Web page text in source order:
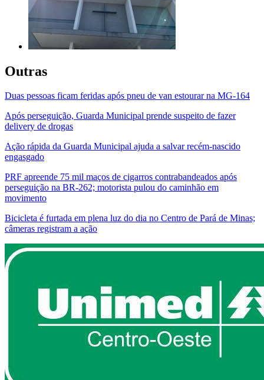
Outras
Duas pessoas ficam feridas após pneu de van estourar na MG-164
Após perseguição, Guarda Municipal prende suspeito de fazer
delivery de drogas
Ação rápida da Guarda Municipal ajuda a salvar recém-nascido
engasgado
PRF apreende 75 mil maços de cigarros contrabandeados após
perseguição na BR-262; motorista pulou do caminhão em
movimento
Bicicleta é furtada em plena luz do dia no Centro de Pará de Minas;
câmeras registram a ação